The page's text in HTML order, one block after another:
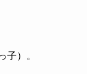
子）。